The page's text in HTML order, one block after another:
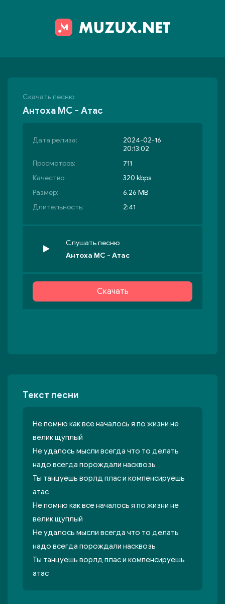
Скачать песню
Антоха MC - Атас
Дата релиза:
2024-02-16
20:13:02
Просмотров:
711
Качество:
320 kbps
Размер:
6.26 MB
Длительность:
2:41
Слушать песню
Антоха MC - Атас
Скачать
Текст песни
Не помню как все началось я по жизни не
велик щуплый
Не удалось мысли всегда что то делать
надо всегда порождали насквозь
Ты танцуешь ворлд плас и компенсируешь
атас
Не помню как все началось я по жизни не
велик щуплый
Не удалось мысли всегда что то делать
надо всегда порождали насквозь
Ты танцуешь ворлд плас и компенсируешь
атас